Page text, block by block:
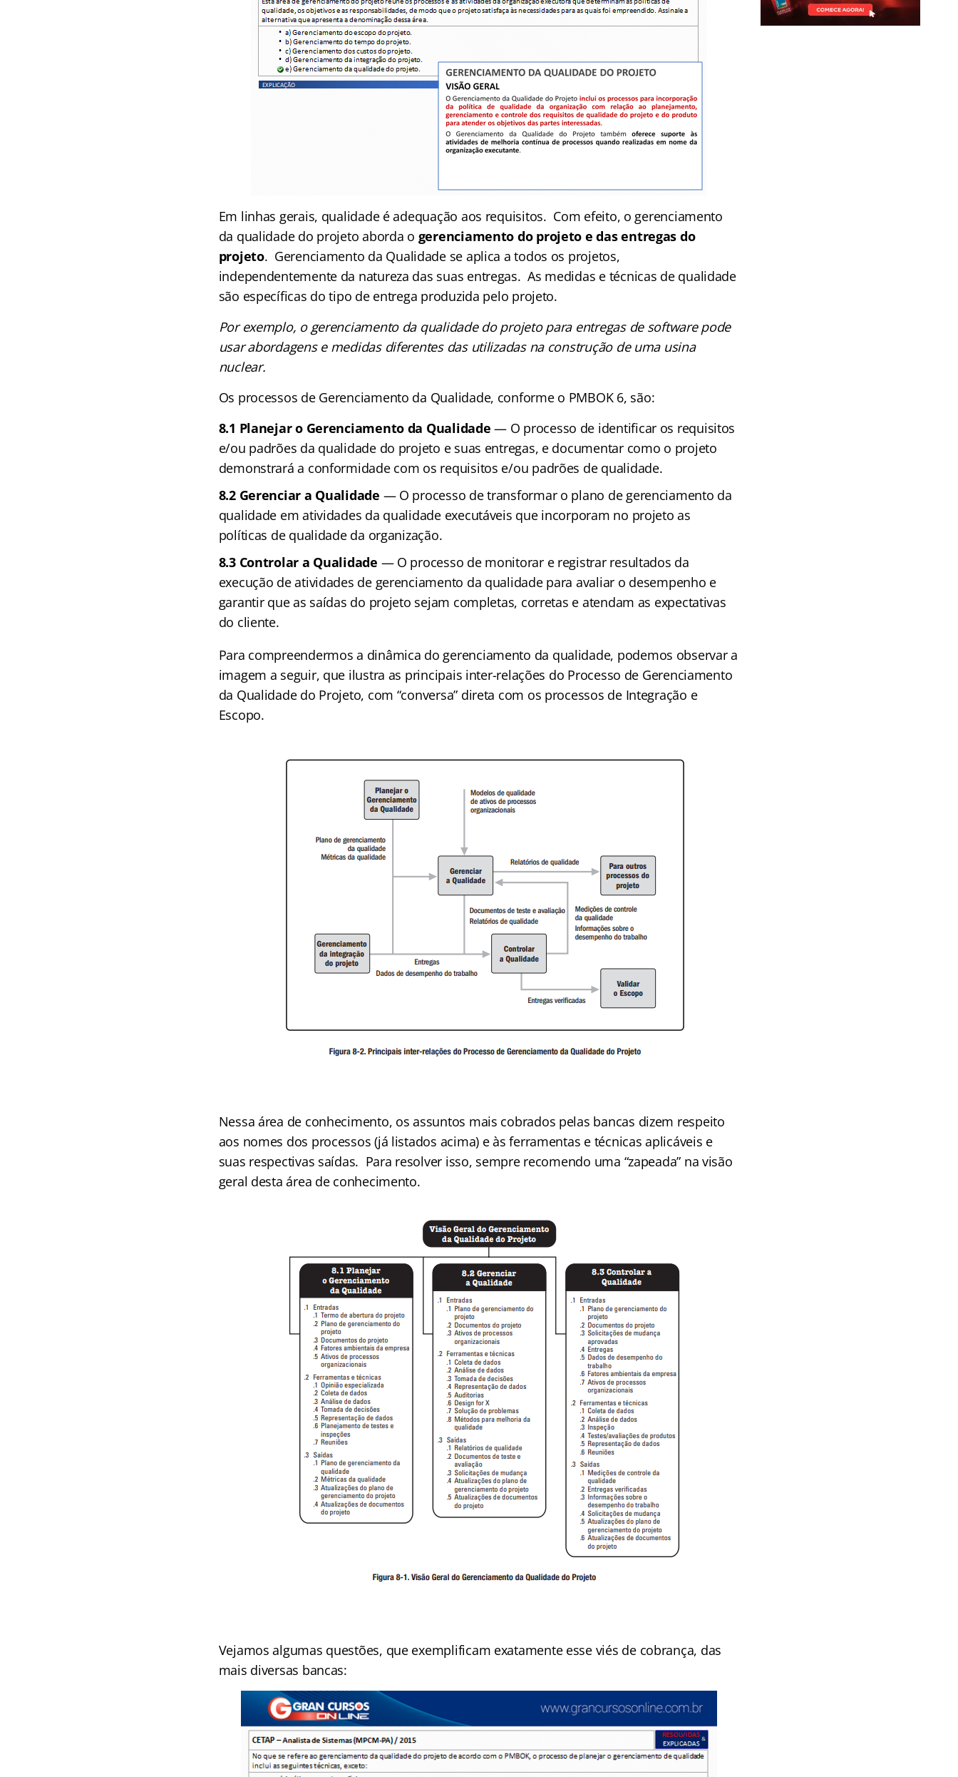
Em linhas gerais, qualidade é adequação aos requisitos. Com efeito, o gerenciamento
da qualidade do projeto aborda o gerenciamento do projeto e das entregas do
projeto. Gerenciamento da Qualidade se aplica a todos os projetos,
independentemente da natureza das suas entregas. As medidas e técnicas de qualidade
são específicas do tipo de entrega produzida pelo projeto.
Por exemplo, o gerenciamento da qualidade do projeto para entregas de software pode
usar abordagens e medidas diferentes das utilizadas na construção de uma usina
nuclear.
Os processos de Gerenciamento da Qualidade, conforme o PMBOK 6, são:
8.1 Planejar o Gerenciamento da Qualidade— O processo de identificar os requisitos
e/ou padrões da qualidade do projeto e suas entregas, e documentar como o projeto
demonstrará a conformidade com os requisitos e/ou padrões de qualidade.
8.2 Gerenciar a Qualidade — O processo de transformar o plano de gerenciamento da
qualidade em atividades da qualidade executáveis que incorporam no projeto as
políticas de qualidade da organização.
8.3 Controlar a Qualidade — O processo de monitorar e registrar resultados da
execução de atividades de gerenciamento da qualidade para avaliar o desempenho e
garantir que as saídas do projeto sejam completas, corretas e atendam as expectativas
do cliente.
Para compreendermos a dinâmica do gerenciamento da qualidade, podemos observar a
imagem a seguir, que ilustra as principais inter-relações do Processo de Gerenciamento
da Qualidade do Projeto, com “conversa” direta com os processos de Integração e
Escopo.
Nessa área de conhecimento, os assuntos mais cobrados pelas bancas dizem respeito
aos nomes dos processos (já listados acima) e às ferramentas e técnicas aplicáveis e
suas respectivas saídas. Para resolver isso, sempre recomendo uma “zapeada” na visão
geral desta área de conhecimento.
Vejamos algumas questões, que exemplificam exatamente esse viés de cobrança, das
mais diversas bancas: